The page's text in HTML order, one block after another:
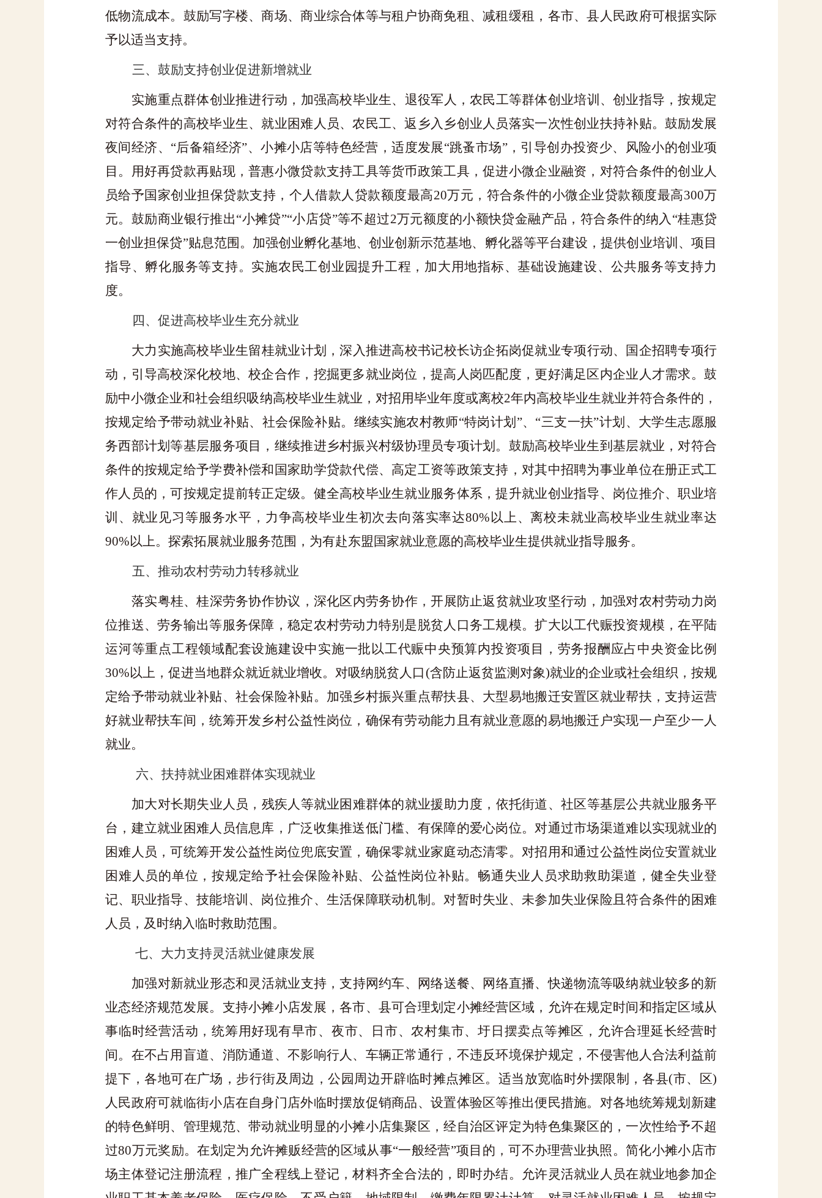
低物流成本。鼓励写字楼、商场、商业综合体等与租户协商免租、减租缓租，各市、县人民政府可根据实际
予以适当支持。
三、鼓励支持创业促进新增就业
实施重点群体创业推进行动，加强高校毕业生、退役军人，农民工等群体创业培训、创业指导，按规定
对符合条件的高校毕业生、就业困难人员、农民工、返乡入乡创业人员落实一次性创业扶持补贴。鼓励发展
夜间经济、 “后备箱经济”、小摊小店等特色经营，适度发展“跳蚤市场”，引导创办投资少、风险小的创业项
目。用好再贷款再贴现，普惠小微贷款支持工具等货币政策工具，促进小微企业融资，对符合条件的创业人
员给予国家创业担保贷款支持，个人借款人贷款额度最高20万元，符合条件的小微企业贷款额度最高300万
元。鼓励商业银行推出“小摊贷”“小店贷”等不超过2万元额度的小额快贷金融产品，符合条件的纳入 “桂惠贷
一创业担保贷”贴息范围。加强创业孵化基地、创业创新示范基地、孵化器等平台建设，提供创业培训、项目
指导、孵化服务等支持。实施农民工创业园提升工程，加大用地指标、基础设施建设、公共服务等支持力
度。
四、促进高校毕业生充分就业
大力实施高校毕业生留桂就业计划，深入推进高校书记校长访企拓岗促就业专项行动、国企招聘专项行
动，引导高校深化校地、校企合作，挖掘更多就业岗位，提高人岗匹配度，更好满足区内企业人才需求。鼓
励中小微企业和社会组织吸纳高校毕业生就业，对招用毕业年度或离校2年内高校毕业生就业并符合条件的，
按规定给予带动就业补贴、社会保险补贴。继续实施农村教师“特岗计划”、“三支一扶”计划、大学生志愿服
务西部计划等基层服务项目，继续推进乡村振兴村级协理员专项计划。鼓励高校毕业生到基层就业，对符合
条件的按规定给予学费补偿和国家助学贷款代偿、高定工资等政策支持，对其中招聘为事业单位在册正式工
作人员的，可按规定提前转正定级。健全高校毕业生就业服务体系，提升就业创业指导、岗位推介、职业培
训、就业见习等服务水平，力争高校毕业生初次去向落实率达80% 以上、离校未就业高校毕业生就业率达
90%以上。探索拓展就业服务范围，为有赴东盟国家就业意愿的高校毕业生提供就业指导服务。
五、推动农村劳动力转移就业
落实粤桂、桂深劳务协作协议，深化区内劳务协作，开展防止返贫就业攻坚行动，加强对农村劳动力岗
位推送、劳务输出等服务保障，稳定农村劳动力特别是脱贫人口务工规模。扩大以工代赈投资规模，在平陆
运河等重点工程领域配套设施建设中实施一批以工代赈中央预算内投资项目，劳务报酬应占中央资金比例
30%以上，促进当地群众就近就业增收。对吸纳脱贫人口 (含防止返贫监测对象)就业的企业或社会组织，按规
定给予带动就业补贴、社会保险补贴。加强乡村振兴重点帮扶县、大型易地搬迁安置区就业帮扶，支持运营
好就业帮扶车间，统筹开发乡村公益性岗位，确保有劳动能力且有就业意愿的易地搬迁户实现一户至少一人
就业。
六、扶持就业困难群体实现就业
加大对长期失业人员，残疾人等就业困难群体的就业援助力度，依托街道、社区等基层公共就业服务平
台，建立就业困难人员信息库，广泛收集推送低门槛、有保障的爱心岗位。对通过市场渠道难以实现就业的
困难人员，可统筹开发公益性岗位兜底安置，确保零就业家庭动态清零。对招用和通过公益性岗位安置就业
困难人员的单位，按规定给予社会保险补贴、公益性岗位补贴。畅通失业人员求助救助渠道，健全失业登
记、职业指导、技能培训、岗位推介、生活保障联动机制。对暂时失业、未参加失业保险且符合条件的困难
人员，及时纳入临时救助范围。
七、大力支持灵活就业健康发展
加强对新就业形态和灵活就业支持，支持网约车、网络送餐、网络直播、快递物流等吸纳就业较多的新
业态经济规范发展。支持小摊小店发展，各市、县可合理划定小摊经营区域，允许在规定时间和指定区域从
事临时经营活动，统筹用好现有早市、夜市、日市、农村集市、圩日摆卖点等摊区，允许合理延长经营时
间。在不占用盲道、消防通道、不影响行人、车辆正常通行，不违反环境保护规定，不侵害他人合法利益前
提下，各地可在广场，步行街及周边，公园周边开辟临时摊点摊区。适当放宽临时外摆限制，各县(市、区)
人民政府可就临街小店在自身门店外临时摆放促销商品、设置体验区等推出便民措施。对各地统筹规划新建
的特色鲜明、管理规范、带动就业明显的小摊小店集聚区，经自治区评定为特色集聚区的，一次性给予不超
过80万元奖励。在划定为允许摊贩经营的区域从事“一般经营”项目的，可不办理营业执照。简化小摊小店市
场主体登记注册流程，推广全程线上登记，材料齐全合法的，即时办结。允许灵活就业人员在就业地参加企